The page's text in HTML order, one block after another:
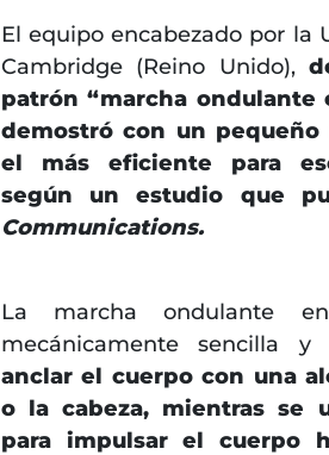
El equipo encabezado por la
Cambridge (Reino Unido),
patrón “marcha ondulante
demostró con un
el más eficiente para
según un estudio que
Communications.
La marcha ondulante
mecánicamente sencilla y
anclar el cuerpo con una
o la cabeza, mientras se
para impulsar el cuerpo